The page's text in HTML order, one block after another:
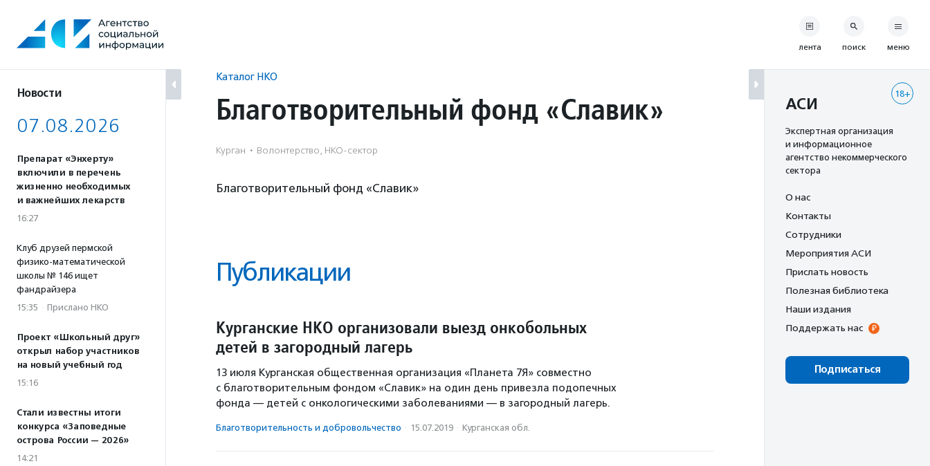
содержанию
Новости
07.08.2026
Препарат «Энхерту»
включили в перечень
жизненно необходимых
и важнейших лекарств
16:27
Клуб друзей пермской
физико-математической
школы № 146 ищет
фандрайзера
15:35 · Прислано НКО
Проект «Школьный друг»
открыл набор участников
на новый учебный год
15:16
Стали известны итоги
конкурса «Заповедные
острова России — 2026»
14:21
Каталог НКО
Благотворительный фонд «Славик»
Курган · Волонтерство, НКО-сектор
Благотворительный фонд «Славик»
Публикации
Курганские НКО организовали выезд онкобольных
детей в загородный лагерь
13 июля Курганская общественная организация «Планета 7Я» совместно
с благотворительным фондом «Славик» на один день привезла подопечных
фонда — детей с онкологическими заболеваниями — в загородный лагерь.
Благотвори­тель­ность и доброволь­чест­во · 15.07.2019 · Курганская обл.
лента поиск меню
18+
АСИ
Экспертная организация
и информационное
агентство некоммерческого
сектора
О нас
Контакты
Сотрудники
Мероприятия АСИ
Прислать новость
Полезная библиотека
Наши издания
Поддержать нас
Подписаться